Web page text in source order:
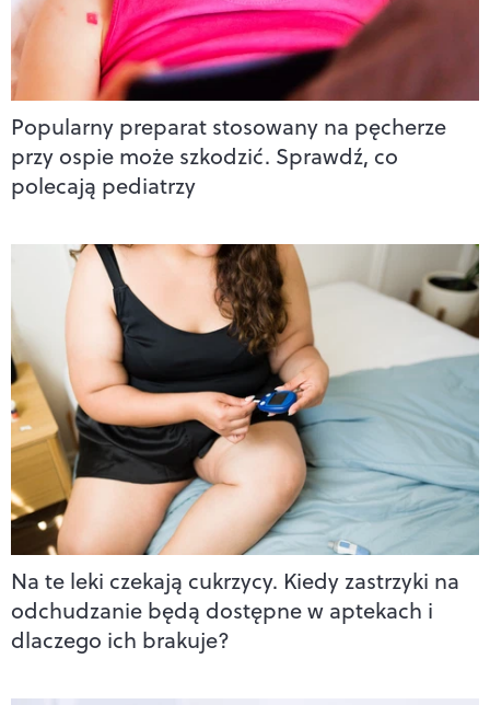
Popularny preparat stosowany na pęcherze
przy ospie może szkodzić. Sprawdź, co
polecają pediatrzy
Na te leki czekają cukrzycy. Kiedy zastrzyki na
odchudzanie będą dostępne w aptekach i
dlaczego ich brakuje?